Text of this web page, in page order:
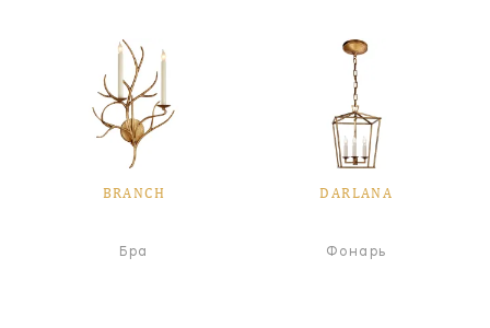
BRANCH
Бра
DARLANA
Фонарь